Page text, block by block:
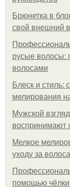
Брюнетка в
свой внешний
русые волосы:
волосами
Блеск и
мелирования
Мужской
воспринимают
Мелкое
уходу за
помощью чёлки